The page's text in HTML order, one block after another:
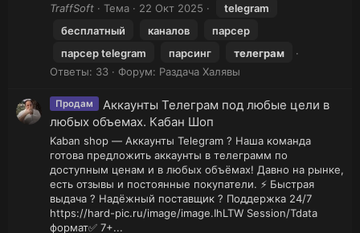
TraffSoft
Тема 22 Окт 2025
telegram
бесплатный
каналов
парсер
парсер telegram
парсинг
телеграм
Ответы: 33
Форум: Раздача Халявы
Продам
Аккаунты Телеграм под любые цели в
любых объемах. Кабан Шоп
Kaban shop — Аккаунты Telegram ? Наша команда
готова предложить аккаунты в телеграмм по
доступным ценам и в любых объёмах! Давно на рынке,
есть отзывы и постоянные покупатели. ⚡ Быстрая
выдача ? Надёжный поставщик ? Поддержка 24/7
https://hard-pic.ru/image/image.IhLTW Session/Tdata
формат✅ 7+...